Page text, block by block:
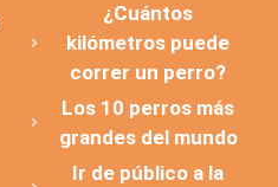
¿Cuántos
kilómetros puede
correr un perro?
Los 10 perros más
grandes del mundo
Ir de público a la